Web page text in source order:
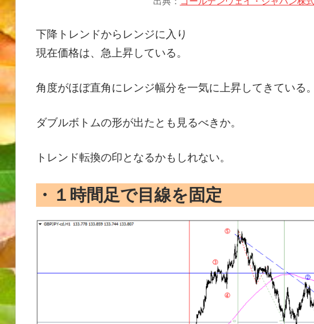
下降トレンドからレンジに入り
現在価格は、急上昇している。
角度がほぼ直角にレンジ幅分を一気に上昇してきている。
ダブルボトムの形が出たとも見るべきか。
トレンド転換の印となるかもしれない。
・１時間足で目線を固定